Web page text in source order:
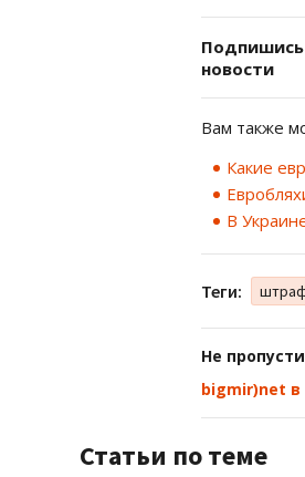
новости
Вам также
Какие
В
Теги:
Не
bigmir)net
Статьи по теме